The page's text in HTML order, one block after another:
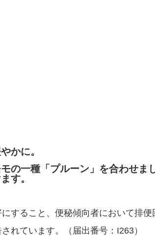
かに。
の一種「プルーン」を合わせまし
す。
すること、便秘傾向者において排便
れています。（届出番号：I263）